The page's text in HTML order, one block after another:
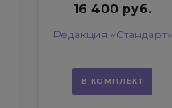
16 400 руб.
Редакция «Стандарт»
В КОМПЛЕКТ